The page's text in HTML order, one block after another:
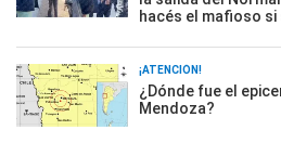
hacés el mafioso
¡ATENCIÓN!
¿Dónde fue el
Mendoza?